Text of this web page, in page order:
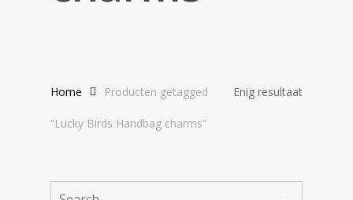
Enig resultaat
Home Producten getagged
“Lucky Birds Handbag charms”